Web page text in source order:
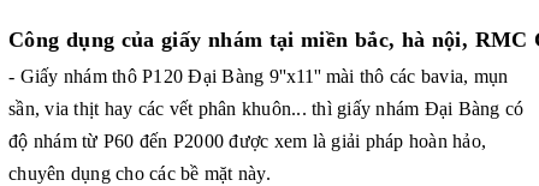
Công dụng củagiấy nhám tại miền bắc, hà nội, RMC
- Giấy nhám thô P120 Đại Bàng 9''x11''mài thô các bavia, mụn
sần, via thịt hay các vết phân khuôn... thì giấy nhám Đại Bàng có
độ nhám từ P60 đến P2000 được xem là giải pháp hoàn hảo,
chuyên dụng cho các bề mặt này.